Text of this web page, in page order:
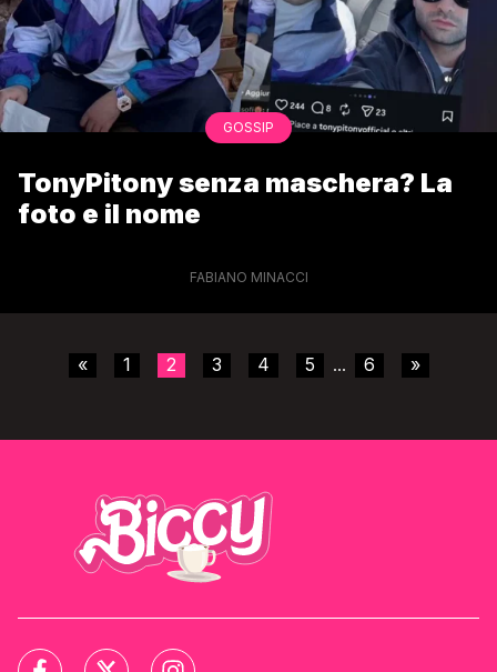
GOSSIP
TonyPitony senza maschera? La
foto e il nome
FABIANO MINACCI
« 1 2 3 4 5 ... 6 »